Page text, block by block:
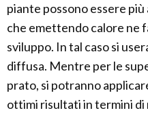
piante possono essere
che emettendo calore ne
sviluppo. In tal caso si
diffusa. Mentre per le
prato, si potranno
ottimi risultati in termini